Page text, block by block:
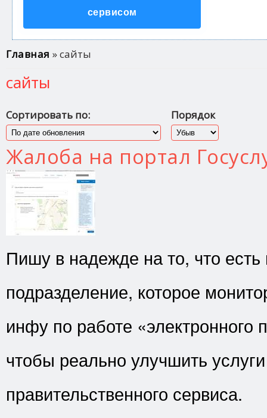
сервисом
Вы здесь
Главная » сайты
сайты
Сортировать по: Порядок
Жалоба на портал
Пишу в надежде на то, что есть
подразделение, которое
инфу по работе «электронного
чтобы реально улучшить
правительственного сервиса.